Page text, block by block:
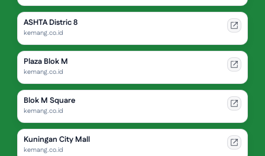
ASHTA Distric 8
kemang.co.id
Plaza Blok M
kemang.co.id
Blok M Square
kemang.co.id
Kuningan City Mall
kemang.co.id